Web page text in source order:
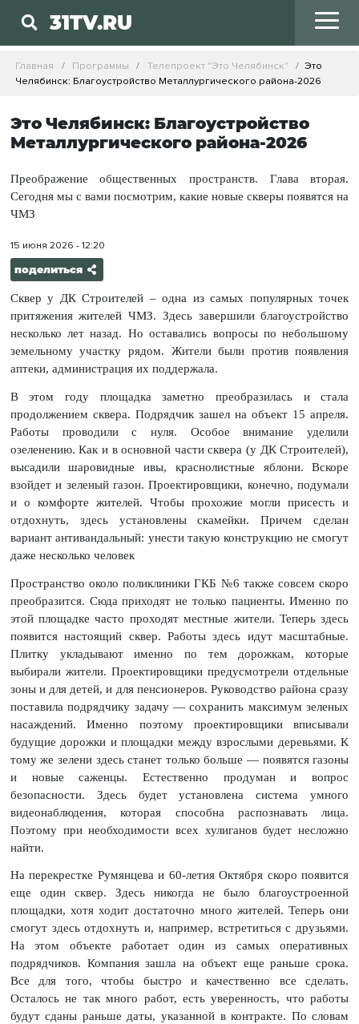
31TV.RU
Главная Программы Телепроект "Это Челябинск"
Это
Челябинск: Благоустройство Металлургического района-2026
Это Челябинск: Благоустройство
Металлургического района-2026
Преображение общественных пространств. Глава вторая.
Сегодня мы с вами посмотрим, какие новые скверы появятся на
ЧМЗ
15 июня 2026 - 12:20
поделиться
Сквер у ДК Строителей – одна из самых популярных точек
притяжения жителей ЧМЗ. Здесь завершили благоустройство
несколько лет назад. Но оставались вопросы по небольшому
земельному участку рядом. Жители были против появления
аптеки, администрация их поддержала.
В этом году площадка заметно преобразилась и стала
продолжением сквера. Подрядчик зашел на объект 15 апреля.
Работы проводили с нуля. Особое внимание уделили
озеленению. Как и в основной части сквера (у ДК Строителей),
высадили шаровидные ивы, краснолистные яблони. Вскоре
взойдет и зеленый газон. Проектировщики, конечно, подумали
и о комфорте жителей. Чтобы прохожие могли присесть и
отдохнуть, здесь установлены скамейки. Причем сделан
вариант антивандальный: унести такую конструкцию не смогут
даже несколько человек
Пространство около поликлиники ГКБ №6 также совсем скоро
преобразится. Сюда приходят не только пациенты. Именно по
этой площадке часто проходят местные жители. Теперь здесь
появится настоящий сквер. Работы здесь идут масштабные.
Плитку укладывают именно по тем дорожкам, которые
выбирали жители. Проектировщики предусмотрели отдельные
зоны и для детей, и для пенсионеров. Руководство района сразу
поставила подрядчику задачу — сохранить максимум зеленых
насаждений. Именно поэтому проектировщики вписывали
будущие дорожки и площадки между взрослыми деревьями. К
тому же зелени здесь станет только больше — появятся газоны
и новые саженцы. Естественно продуман и вопрос
безопасности. Здесь будет установлена система умного
видеонаблюдения, которая способна распознавать лица.
Поэтому при необходимости всех хулиганов будет несложно
найти.
На перекрестке Румянцева и 60-летия Октября скоро появится
еще один сквер. Здесь никогда не было благоустроенной
площадки, хотя ходит достаточно много жителей. Теперь они
смогут здесь отдохнуть и, например, встретиться с друзьями.
На этом объекте работает один из самых оперативных
подрядчиков. Компания зашла на объект еще раньше срока.
Все для того, чтобы быстро и качественно все сделать.
Осталось не так много работ, есть уверенность, что работы
будут сданы раньше даты, указанной в контракте. По словам